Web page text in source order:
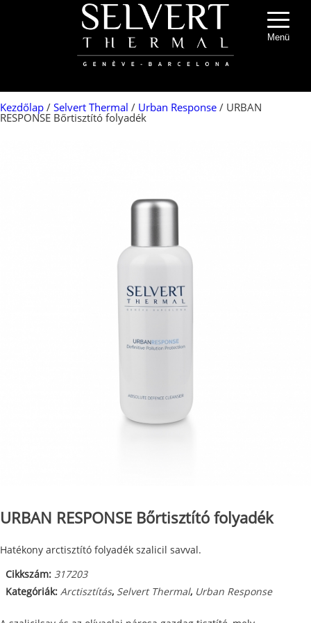
Menü
Kezdőlap / Selvert Thermal / Urban Response / URBAN
RESPONSE Bőrtisztító folyadék
URBAN RESPONSE Bőrtisztító folyadék
Hatékony arctisztító folyadék szalicil savval.
Cikkszám: 317203
Kategóriák: Arctisztítás, Selvert Thermal, Urban Response